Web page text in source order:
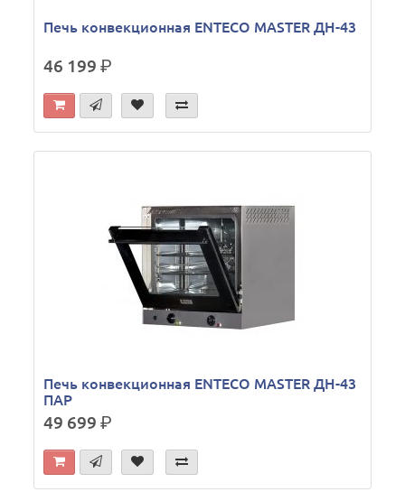
Печь конвекционная ENTECO MASTER ДН-43
46 199р.
Печь конвекционная ENTECO MASTER ДН-43
ПАР
49 699р.